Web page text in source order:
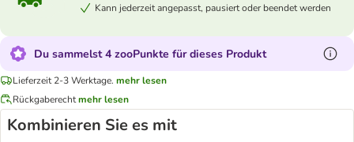
Kann jederzeit angepasst, pausiert oder beendet werden
Du sammelst 4 zooPunkte für dieses Produkt
Lieferzeit 2-3 Werktage. mehr lesen
Rückgaberechtmehr lesen
Kombinieren Sie es mit